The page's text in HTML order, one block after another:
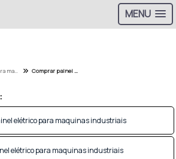
MENU
Paineis para maquinas operatrizes - Categoria Comprar painel elétrico para máquinas industriais
elétrico para maquinas industriais
elétrico para maquinas industriais